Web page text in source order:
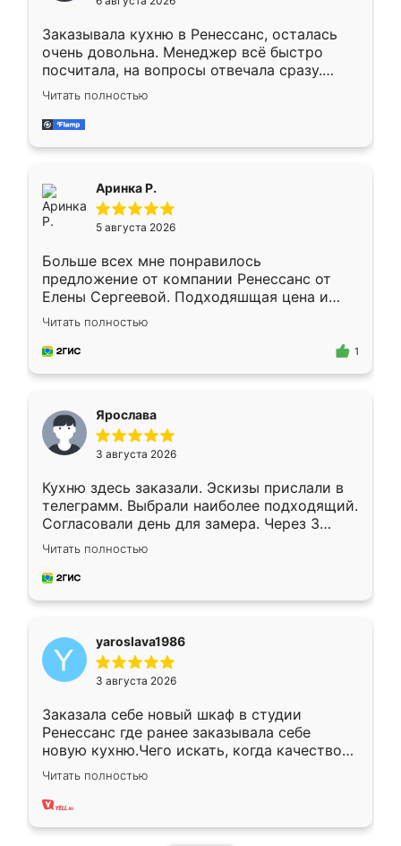
мебели буду заказывать только здесь.
Заказывала кухню в Ренессанс, осталась
очень довольна. Менеджер всё быстро
посчитала, на вопросы отвечала сразу.
Замерщик приехал в субботу, подошёл к
делу со всей ответственностью. Собрали
за день, ребята работали аккуратно, даже
Читать полностью
Аринка Р.
5 августа 2026
Больше всех мне понравилось
предложение от компании Ренессанс от
Елены Сергеевой. Подходяшщая цена и
короткие сроки изготовления. Приехавший
для замера сотрудник Владислав
предложил по моему эскизу самый
Читать полностью
1
Ярослава
3 августа 2026
Кухню здесь заказали. Эскизы прислали в
телеграмм. Выбрали наиболее подходящий.
Согласовали день для замера. Через 3
недели кухня была уже готова. Остались
довольны работой. Спасибо Ренессанс
мебель за качественную работу!
Читать полностью
yaroslava1986
3 августа 2026
Заказала себе новый шкаф в студии
Ренессанс где ранее заказывала себе
новую кухню.Чего искать, когда качеством
вполне довольна. Служит кухня уже почти
два года, нареканий нет.
Читать полностью